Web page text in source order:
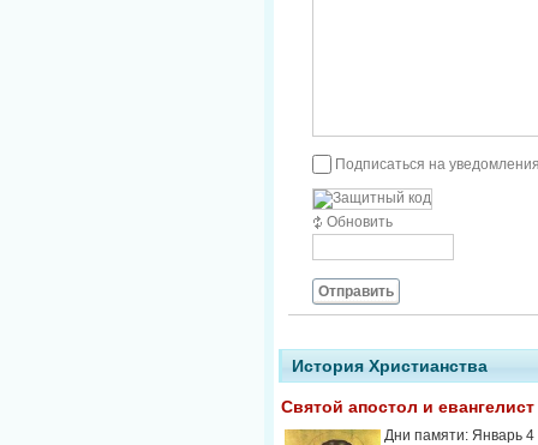
Подписаться на
Обновить
Отправить
История Христианства
Святой апостол и
Дни памяти: Январь